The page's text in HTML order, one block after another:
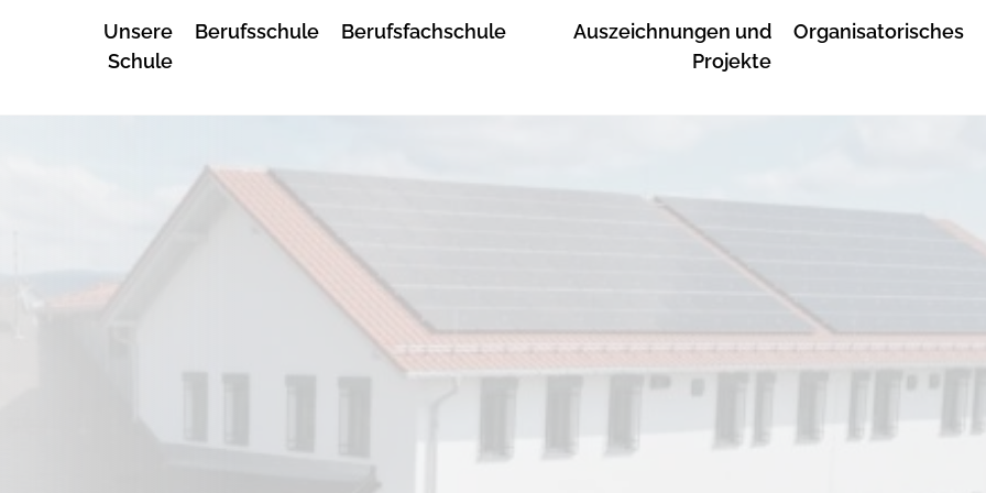
Unsere
Schule
Berufsschule Berufsfachschule
Auszeichnungen und
Projekte
Organisatorisches